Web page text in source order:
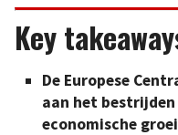
Key
De Europese
aan het
economische